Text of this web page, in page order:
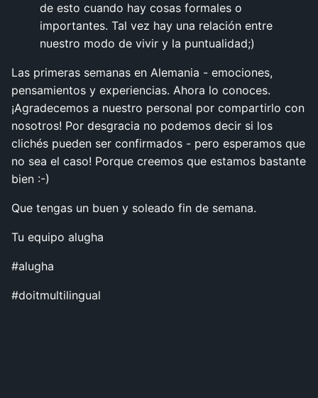
de esto cuando hay cosas formales o
importantes. Tal vez hay una relación entre
nuestro modo de vivir y la puntualidad;)
Las primeras semanas en Alemania - emociones,
pensamientos y experiencias. Ahora lo conoces.
¡Agradecemos a nuestro personal por compartirlo con
nosotros! Por desgracia no podemos decir si los
clichés pueden ser confirmados - pero esperamos que
no sea el caso! Porque creemos que estamos bastante
bien :-)
Que tengas un buen y soleado fin de semana.
Tu equipo alugha
#alugha
#doitmultilingual